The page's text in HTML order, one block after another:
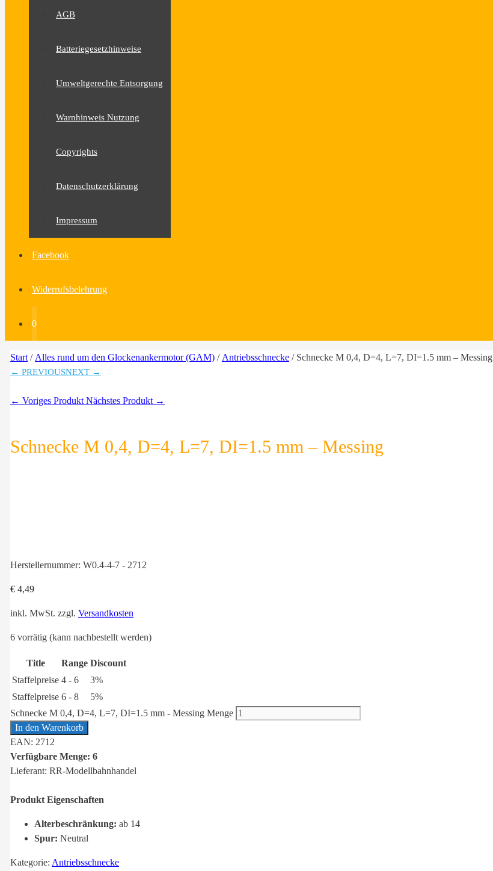
AGB
Batteriegesetzhinweise
Umweltgerechte Entsorgung
Warnhinweis Nutzung
Copyrights
Datenschutzerklärung
Impressum
Facebook
Widerrufsbelehrung
0
Start / Alles rund um den Glockenankermotor (GAM) / Antriebsschnecke / Schnecke M 0,4, D=4, L=7, DI=1.5 mm – Messing
← PREVIOUSNEXT →
← Voriges Produkt Nächstes Produkt →
Schnecke M 0,4, D=4, L=7, DI=1.5 mm – Messing
Herstellernummer: W0.4-4-7 - 2712
€ 4,49
inkl. MwSt. zzgl. Versandkosten
6 vorrätig (kann nachbestellt werden)
Title Range Discount
Staffelpreise 4 - 6
3%
Staffelpreise 6 - 8
5%
Schnecke M 0,4, D=4, L=7, DI=1.5 mm - Messing Menge
In den Warenkorb
EAN: 2712
Verfügbare Menge: 6
Lieferant: RR-Modellbahnhandel
Produkt Eigenschaften
Alterbeschränkung: ab 14
Spur: Neutral
Kategorie: Antriebsschnecke